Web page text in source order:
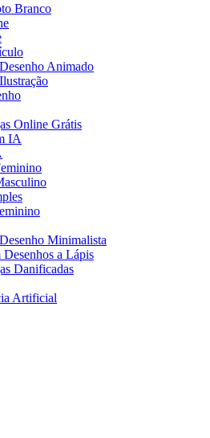
Branco
Animado
Online Grátis
IA
Minimalista
a Lápis
Danificadas
Artificial